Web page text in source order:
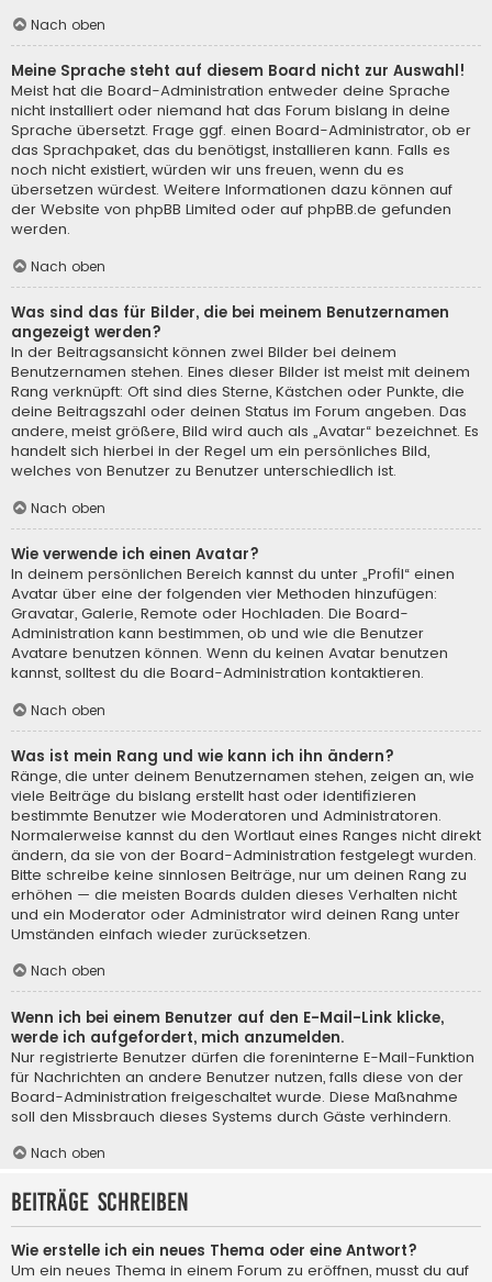
Nach oben
Meine Sprache steht auf diesem Board nicht zur Auswahl!
Meist hat die Board-Administration entweder deine Sprache
nicht installiert oder niemand hat das Forum bislang in deine
Sprache übersetzt. Frage ggf. einen Board-Administrator, ob er
das Sprachpaket, das du benötigst, installieren kann. Falls es
noch nicht existiert, würden wir uns freuen, wenn du es
übersetzen würdest. Weitere Informationen dazu können auf
der Website von phpBB Limited oder auf phpBB.de gefunden
werden.
Nach oben
Was sind das für Bilder, die bei meinem Benutzernamen
angezeigt werden?
In der Beitragsansicht können zwei Bilder bei deinem
Benutzernamen stehen. Eines dieser Bilder ist meist mit deinem
Rang verknüpft: Oft sind dies Sterne, Kästchen oder Punkte, die
deine Beitragszahl oder deinen Status im Forum angeben. Das
andere, meist größere, Bild wird auch als „Avatar“ bezeichnet. Es
handelt sich hierbei in der Regel um ein persönliches Bild,
welches von Benutzer zu Benutzer unterschiedlich ist.
Nach oben
Wie verwende ich einen Avatar?
In deinem persönlichen Bereich kannst du unter „Profil“ einen
Avatar über eine der folgenden vier Methoden hinzufügen:
Gravatar, Galerie, Remote oder Hochladen. Die Board-
Administration kann bestimmen, ob und wie die Benutzer
Avatare benutzen können. Wenn du keinen Avatar benutzen
kannst, solltest du die Board-Administration kontaktieren.
Nach oben
Was ist mein Rang und wie kann ich ihn ändern?
Ränge, die unter deinem Benutzernamen stehen, zeigen an, wie
viele Beiträge du bislang erstellt hast oder identifizieren
bestimmte Benutzer wie Moderatoren und Administratoren.
Normalerweise kannst du den Wortlaut eines Ranges nicht direkt
ändern, da sie von der Board-Administration festgelegt wurden.
Bitte schreibe keine sinnlosen Beiträge, nur um deinen Rang zu
erhöhen — die meisten Boards dulden dieses Verhalten nicht
und ein Moderator oder Administrator wird deinen Rang unter
Umständen einfach wieder zurücksetzen.
Nach oben
Wenn ich bei einem Benutzer auf den E-Mail-Link klicke,
werde ich aufgefordert, mich anzumelden.
Nur registrierte Benutzer dürfen die foreninterne E-Mail-Funktion
für Nachrichten an andere Benutzer nutzen, falls diese von der
Board-Administration freigeschaltet wurde. Diese Maßnahme
soll den Missbrauch dieses Systems durch Gäste verhindern.
Nach oben
Beiträge schreiben
Wie erstelle ich ein neues Thema oder eine Antwort?
Um ein neues Thema in einem Forum zu eröffnen, musst du auf